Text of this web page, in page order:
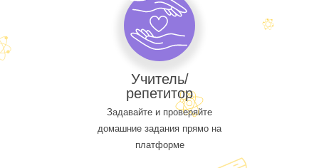
Учитель/
репетитор
Задавайте и проверяйте
домашние задания прямо на
платформе